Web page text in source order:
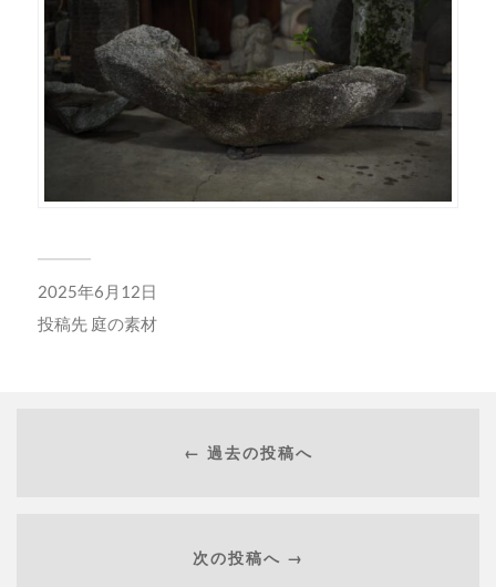
2025年6月12日
投稿先 庭の素材
← 過去の投稿へ
次の投稿へ →